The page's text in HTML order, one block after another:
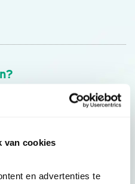
van cookies
en advertenties te
inspiratie, acties en tips
Vogelbescherming.